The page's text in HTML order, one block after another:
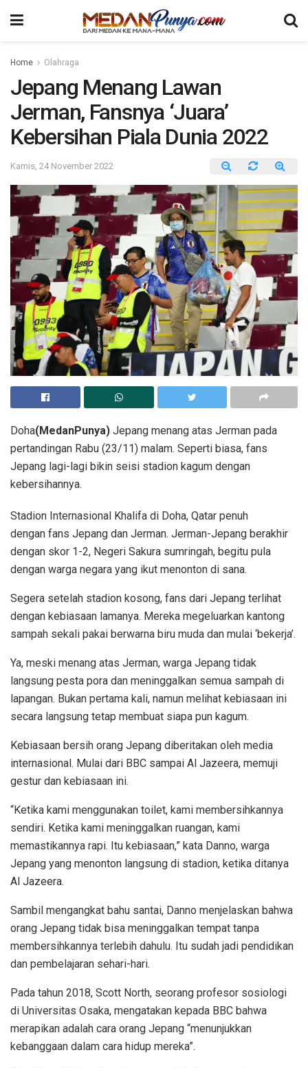
Home Olahraga
Jepang Menang Lawan
Jerman, Fansnya ‘Juara’
Kebersihan Piala Dunia 2022
Kamis, 24 November 2022
Doha(MedanPunya) Jepang menang atas Jerman pada
pertandingan Rabu (23/11) malam. Seperti biasa, fans
Jepang lagi-lagi bikin seisi stadion kagum dengan
kebersihannya.
Stadion Internasional Khalifa di Doha, Qatar penuh
dengan fans Jepang dan Jerman. Jerman-Jepang berakhir
dengan skor 1-2, Negeri Sakura sumringah, begitu pula
dengan warga negara yang ikut menonton di sana.
Segera setelah stadion kosong, fans dari Jepang terlihat
dengan kebiasaan lamanya. Mereka megeluarkan kantong
sampah sekali pakai berwarna biru muda dan mulai ‘bekerja’.
Ya, meski menang atas Jerman, warga Jepang tidak
langsung pesta pora dan meninggalkan semua sampah di
lapangan. Bukan pertama kali, namun melihat kebiasaan ini
secara langsung tetap membuat siapa pun kagum.
Kebiasaan bersih orang Jepang diberitakan oleh media
internasional. Mulai dari BBC sampai Al Jazeera, memuji
gestur dan kebiasaan ini.
“Ketika kami menggunakan toilet, kami membersihkannya
sendiri. Ketika kami meninggalkan ruangan, kami
memastikannya rapi. Itu kebiasaan,” kata Danno, warga
Jepang yang menonton langsung di stadion, ketika ditanya
Al Jazeera.
Sambil mengangkat bahu santai, Danno menjelaskan bahwa
orang Jepang tidak bisa meninggalkan tempat tanpa
membersihkannya terlebih dahulu. Itu sudah jadi pendidikan
dan pembelajaran sehari-hari.
Pada tahun 2018, Scott North, seorang profesor sosiologi
di Universitas Osaka, mengatakan kepada BBC bahwa
merapikan adalah cara orang Jepang “menunjukkan
kebanggaan dalam cara hidup mereka”.